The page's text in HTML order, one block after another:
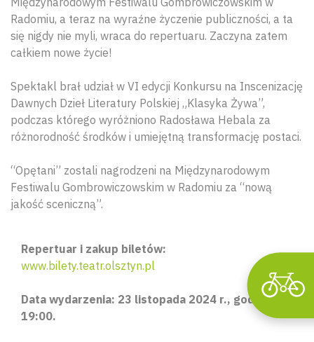
Radomiu, a teraz na wyraźne życzenie publiczności, a ta
się nigdy nie myli, wraca do repertuaru. Zaczyna zatem
całkiem nowe życie!
Spektakl brał udział w VI edycji Konkursu na Inscenizację
Dawnych Dzieł Literatury Polskiej „Klasyka Żywa”,
podczas którego wyróżniono Radosława Hebala za
różnorodność środków i umiejętną transformację postaci.
“Opętani” zostali nagrodzeni na Międzynarodowym
Festiwalu Gombrowiczowskim w Radomiu za “nową
jakość sceniczną”.
Repertuar i zakup biletów:
www.bilety.teatr.olsztyn.pl
Data wydarzenia: 23 listopada 2024 r., godz.
19:00.